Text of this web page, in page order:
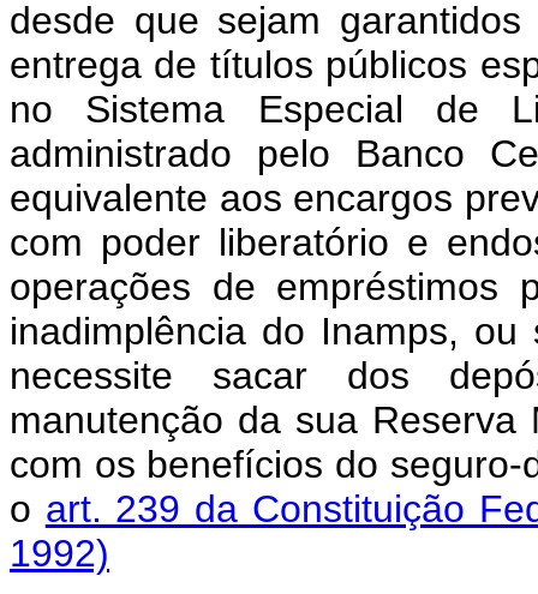
desde que sejam
entrega de títulos públicos
no Sistema Especial de
administrado pelo Banco
equivalente aos encargos
com poder liberatório e
operações de empréstimos
inadimplência do Inamps,
necessite sacar dos
manutenção da sua
com os benefícios do
o art. 239 da Constituição
1992)